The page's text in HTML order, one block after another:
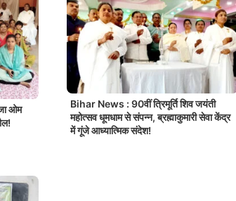
ओम
Bihar News : 90वीं त्रिमूर्ति शिव जयंती
महोत्सव धूमधाम से संपन्न, ब्रह्माकुमारी सेवा केंद्र
में गूंजे आध्यात्मिक संदेश!